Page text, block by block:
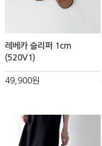
레베카 슬리퍼 1cm
(520V1)
49,900원